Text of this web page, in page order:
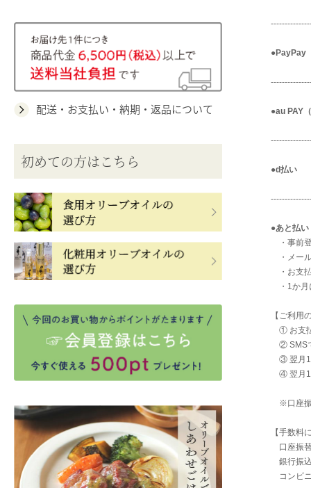
●PayPay
●au PAY
●d払い
●あと払い
・事前
・メー
・お支
・1か月
【ご利用
① お支払
② SMS
③ 翌月1
④ 翌月
※口座振
【手数料
口座振
銀行振
コンビ
配送・お支払い・納期・返品について
初めての方はこちら